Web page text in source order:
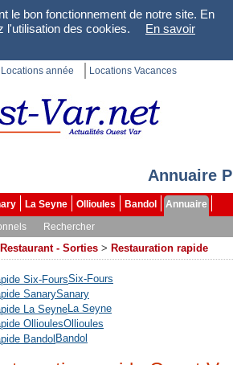
le bon fonctionnement de notre site. En
l'utilisation des cookies.
En savoir
Locations année Locations Vacances
Annuaire
La Seyne Ollioules Bandol
Annuaire
Rechercher
Restaurant - Sorties > Restauration rapide
Six-Fours
Sanary
La Seyne
Ollioules
Bandol